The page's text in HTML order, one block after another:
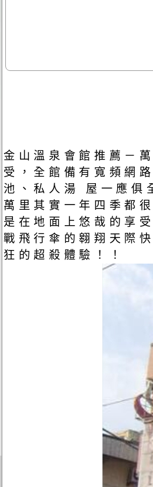
金山溫泉會館推薦－
受，全館備有寬頻網
池、私人湯 屋一應俱
萬里其實一年四季都
是在地面上悠哉的享
戰飛行傘的翱翔天際
狂的超殺體驗！！